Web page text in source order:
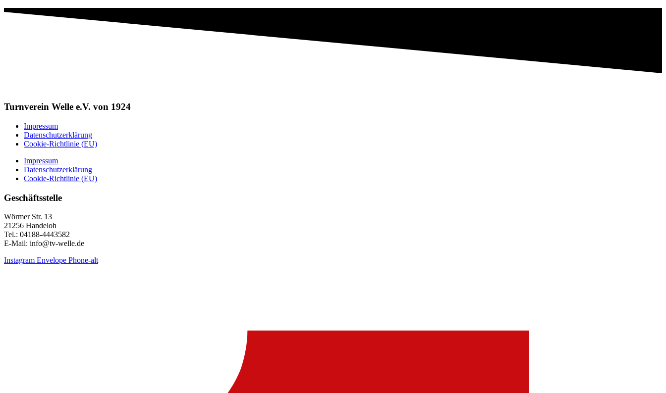
Turnverein Welle e.V. von 1924
Impressum
Datenschutzerklärung
Cookie-Richtlinie (EU)
Impressum
Datenschutzerklärung
Cookie-Richtlinie (EU)
Geschäftsstelle
Wörmer Str. 13
21256 Handeloh
Tel.: 04188-4443582
E-Mail: info@tv-welle.de
Instagram Envelope Phone-alt